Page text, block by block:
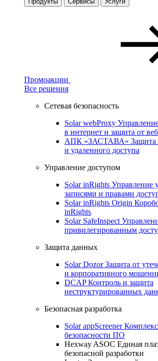
Промоакции
Все решения
Сетевая безопасность
Solar webProxy
в интернет и защита от
АПК «ЗАСТАВА» Защита
и удаленного доступа
Управление доступом
Solar inRights Управление
записями и правами
Solar inRights Origin
inRights
Solar SafeInspect
привилегированным
Защита данных
Solar DozorЗащита от
и корпоративного
DCAPКонтроль и защита
неструктурированных
Безопасная разработка
Solar appScreener
безопасности ПО
Hexway ASOC Единая
безопасной разработки